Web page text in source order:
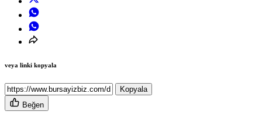
veya linki kopyala
Kopyala
Beğen